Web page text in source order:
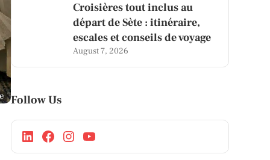
Croisières tout inclus au
départ de Sète : itinéraire,
escales et conseils de voyage
August 7, 2026
Follow Us